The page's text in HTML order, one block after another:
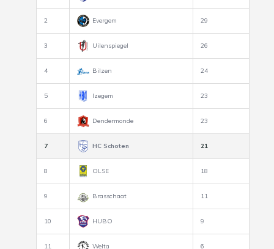
2 Evergem 29
3 Uilenspiegel 26
4 Bilzen 24
5 Izegem 23
6 Dendermonde 23
7 HC Schoten 21
8 OLSE 18
9 Brasschaat 11
10 HUBO 9
11 Welta 6